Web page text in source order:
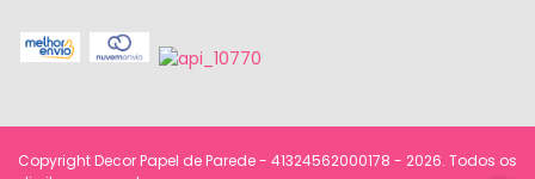
Copyright Decor Papel de Parede - 41324562000178 - 2026. Todos os